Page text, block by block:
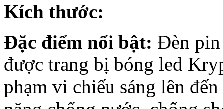
Kích thước:
Đặc điểm nổi bật: Đèn
được trang bị bóng led
phạm vi chiếu sáng lên